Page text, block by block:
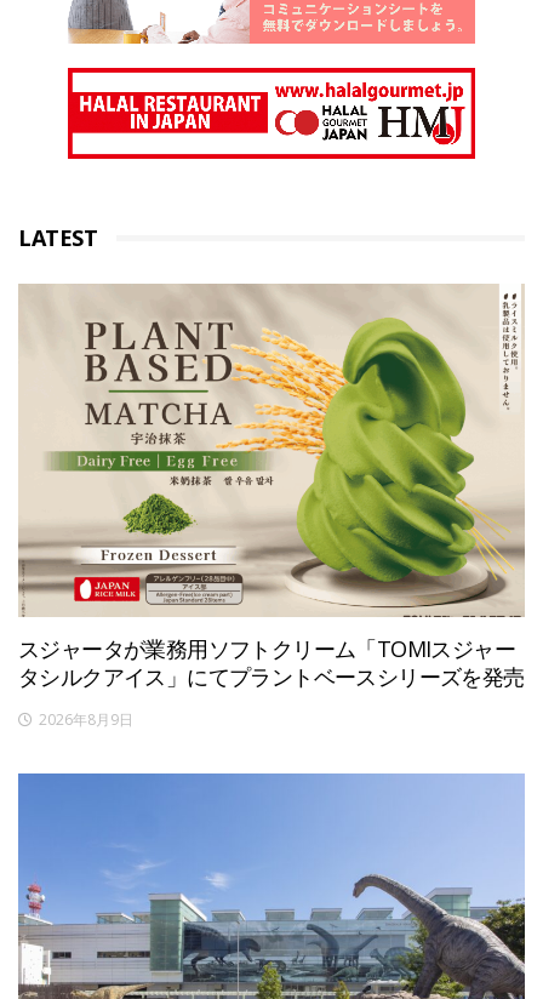
LATEST
スジャータが業務用ソフトクリーム「TOMIスジャー
タシルクアイス」にてプラントベースシリーズを発売
2026年8月9日